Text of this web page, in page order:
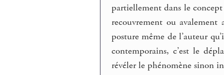
partiellement dans le
recouvrement ou avalement
posture même de l’auteur
contemporains, c’est le
révéler le phénomène sinon